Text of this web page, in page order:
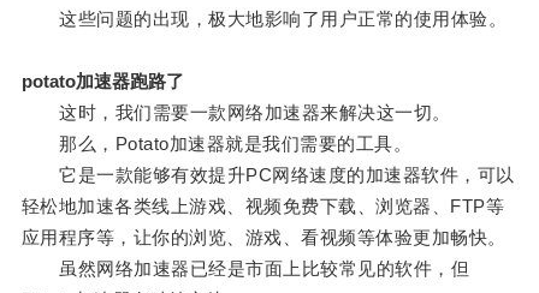
这些问题的出现，极大地影响了用户正常的使用体验。
potato加速器跑路了
这时，我们需要一款网络加速器来解决这一切。
那么，Potato加速器就是我们需要的工具。
它是一款能够有效提升PC网络速度的加速器软件，可以
轻松地加速各类线上游戏、视频免费下载、浏览器、FTP等
应用程序等，让你的浏览、游戏、看视频等体验更加畅快。
虽然网络加速器已经是市面上比较常见的软件，但